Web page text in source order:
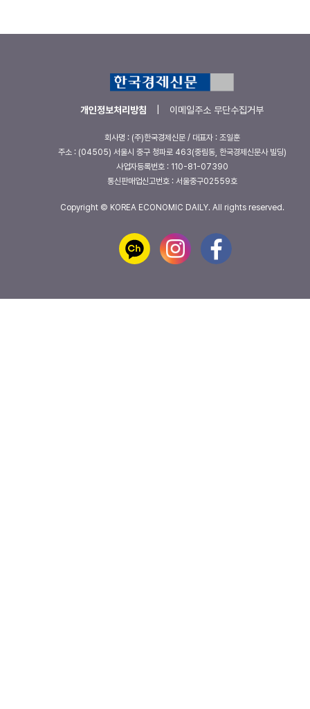
개인정보처리방침 이메일주소 무단수집거부
회사명 : (주)한국경제신문 / 대표자 : 조일훈
주소 : (04505) 서울시 중구 청파로 463(중림동, 한국경제신문사 빌딩)
사업자등록번호 : 110-81-07390
통신판매업신고번호 : 서울중구02559호
Copyright © KOREA ECONOMIC DAILY. All rights reserved.